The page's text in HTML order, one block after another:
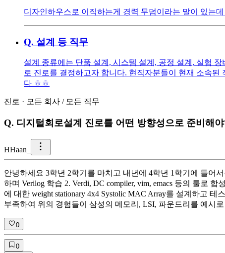
디자인하우스로 이직하는게 경력 무덤이라는 말이 있는
Q. 설계 등 직무
설계 종류에는 단품 설계, 시스템 설계, 공정 설계, 실험
로 진로를 결정하고자 합니다. 현직자분들이 현재 소속
다 ㅎㅎ
진로 · 모든 회사 / 모든 직무
Q. 디지털회로설계 진로를 어떤 방향성으로 준비해
HHaan_
안녕하세요 3학년 2학기를 마치고 내년에 4학년 1학기에 들어
하며 Verilog 학습 2. Verdi, DC compiler, vim, emacs 등의 툴로
에 대한 weight stationary 4x4 Systolic MAC Array를 설계하고
부족하여 위의 경험들이 삼성의 메모리, LSI, 파운드리를 예시
0
0